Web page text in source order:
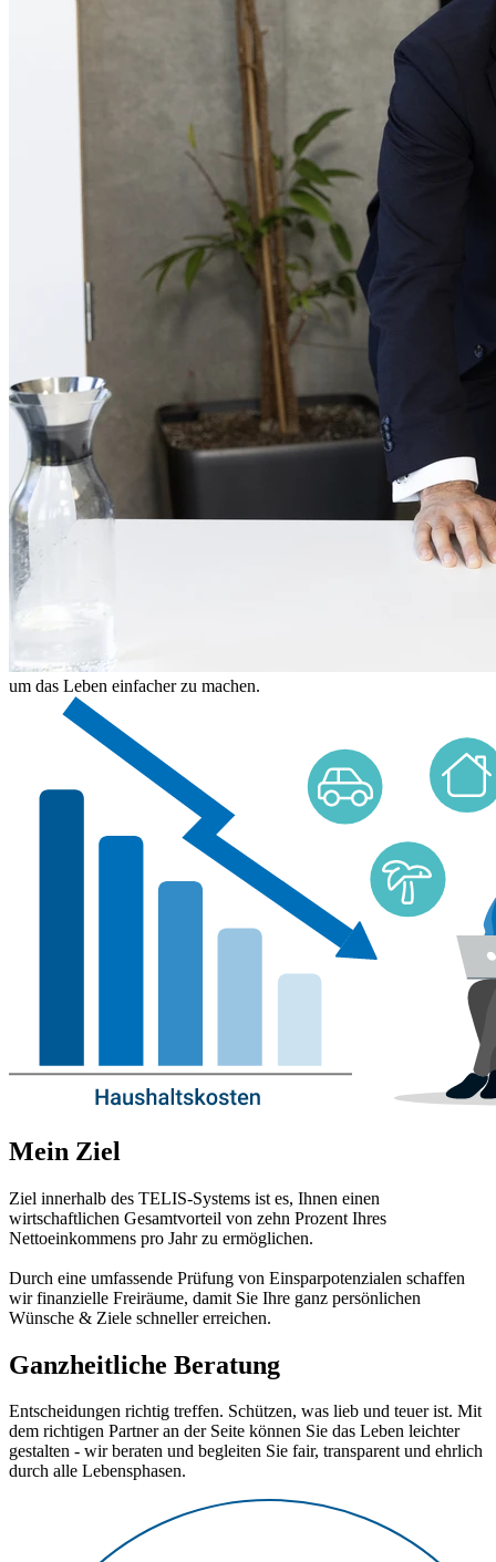
um das Leben einfacher zu machen.
Mein Ziel
Ziel innerhalb des TELIS-Systems ist es, Ihnen einen
wirtschaftlichen Gesamtvorteil von zehn Prozent Ihres
Nettoeinkommens pro Jahr zu ermöglichen.
Durch eine umfassende Prüfung von Einsparpotenzialen schaffen
wir finanzielle Freiräume, damit Sie Ihre ganz persönlichen
Wünsche & Ziele schneller erreichen.
Ganzheitliche Beratung
Entscheidungen richtig treffen. Schützen, was lieb und teuer ist. Mit
dem richtigen Partner an der Seite können Sie das Leben leichter
gestalten - wir beraten und begleiten Sie fair, transparent und ehrlich
durch alle Lebensphasen.